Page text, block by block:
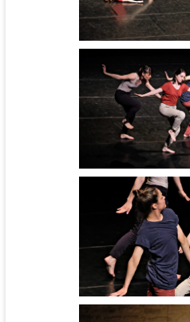
Cinébal -
Carte Blanche
Carte Blanche -